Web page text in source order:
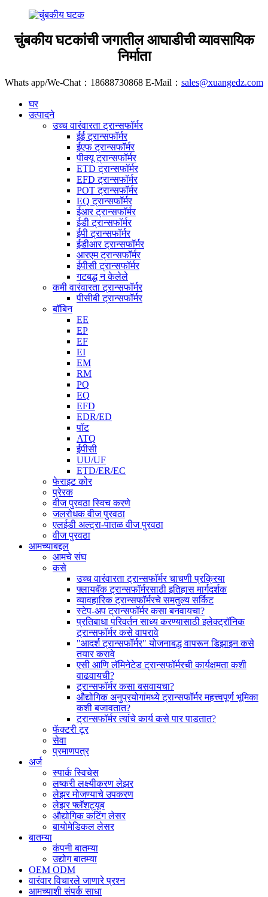
चुंबकीय घटकांची जगातील आघाडीची व्यावसायिक
निर्माता
Whats app/We-Chat：18688730868 E-Mail： sales@xuangedz.com
घर
उत्पादने
उच्च वारंवारता ट्रान्सफॉर्मर
ईई ट्रान्सफॉर्मर
ईएफ ट्रान्सफॉर्मर
पीक्यू ट्रान्सफॉर्मर
ETD ट्रान्सफॉर्मर
EFD ट्रान्सफॉर्मर
POT ट्रान्सफॉर्मर
EQ ट्रान्सफॉर्मर
ईआर ट्रान्सफॉर्मर
ईडी ट्रान्सफॉर्मर
ईपी ट्रान्सफॉर्मर
ईडीआर ट्रान्सफॉर्मर
आरएम ट्रान्सफॉर्मर
ईपीसी ट्रान्सफॉर्मर
गटबद्ध न केलेले
कमी वारंवारता ट्रान्सफॉर्मर
पीसीबी ट्रान्सफॉर्मर
बॉबिन
EE
EP
EF
EI
EM
RM
PQ
EQ
EFD
EDR/ED
पॉट
ATQ
ईपीसी
UU/UF
ETD/ER/EC
फेराइट कोर
प्रेरक
वीज पुरवठा स्विच करणे
जलरोधक वीज पुरवठा
एलईडी अल्ट्रा-पातळ वीज पुरवठा
वीज पुरवठा
आमच्याबद्दल
आमचे संघ
कसे
उच्च वारंवारता ट्रान्सफॉर्मर चाचणी प्रक्रिया
फ्लायबॅक ट्रान्सफॉर्मरसाठी इतिहास मार्गदर्शक
व्यावहारिक ट्रान्सफॉर्मरचे समतुल्य सर्किट
स्टेप-अप ट्रान्सफॉर्मर कसा बनवायचा?
प्रतिबाधा परिवर्तन साध्य करण्यासाठी इलेक्ट्रॉनिक
ट्रान्सफॉर्मर कसे वापरावे
"आदर्श ट्रान्सफॉर्मर" योजनाबद्ध वापरून डिझाइन कसे
तयार करावे
एसी आणि लॅमिनेटेड ट्रान्सफॉर्मरची कार्यक्षमता कशी
वाढवायची?
ट्रान्सफॉर्मर कसा बसवायचा?
औद्योगिक अनुप्रयोगांमध्ये ट्रान्सफॉर्मर महत्त्वपूर्ण भूमिका
कशी बजावतात?
ट्रान्सफॉर्मर त्यांचे कार्य कसे पार पाडतात?
फॅक्टरी टूर
सेवा
प्रमाणपत्र
अर्ज
स्पार्क स्विचेस
लष्करी लक्ष्यीकरण लेझर
लेझर मोजण्याचे उपकरण
लेझर फ्लॅशट्यूब
औद्योगिक कटिंग लेसर
बायोमेडिकल लेसर
बातम्या
कंपनी बातम्या
उद्योग बातम्या
OEM ODM
वारंवार विचारले जाणारे प्रश्न
आमच्याशी संपर्क साधा